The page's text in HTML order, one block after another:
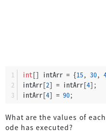
int[] intArr = {15, 30,
intArr[2] = intArr[4];
intArr[4] = 90;
What are the values of
ode has executed?